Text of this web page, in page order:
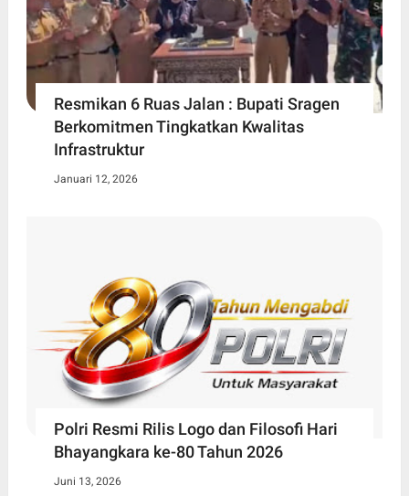
Resmikan 6 Ruas Jalan : Bupati Sragen
Berkomitmen Tingkatkan Kwalitas
Infrastruktur
Januari 12, 2026
Polri Resmi Rilis Logo dan Filosofi Hari
Bhayangkara ke-80 Tahun 2026
Juni 13, 2026